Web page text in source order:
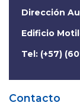
Dirección
Edificio
Tel: (+57)
Contacto